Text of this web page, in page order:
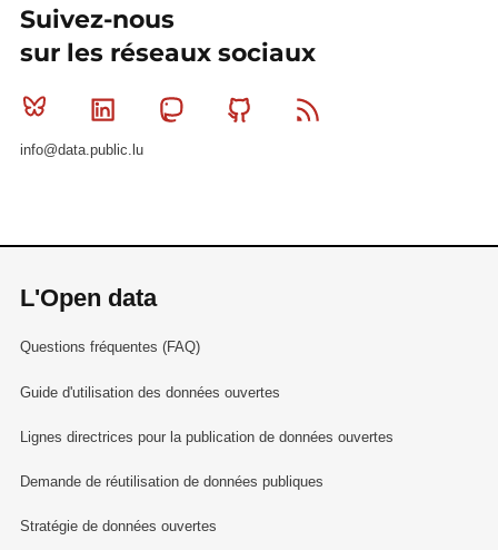
Suivez-nous
sur les réseaux sociaux
Bluesky Linkedin MastodonGithub
info@data.public.lu
L'Open data
Questions fréquentes (FAQ)
Guide d'utilisation des données ouvertes
Lignes directrices pour la publication de données ouvertes
Demande de réutilisation de données publiques
Stratégie de données ouvertes